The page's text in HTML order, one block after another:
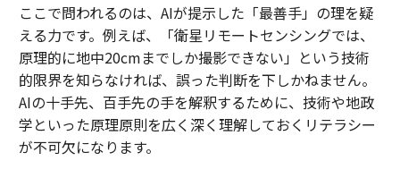
ここで問われるのは、AIが提示した「最善手」の理を疑
える力です。例えば、「衛星リモートセンシングでは、
原理的に地中20cmまでしか撮影できない」という技術
的限界を知らなければ、誤った判断を下しかねません。
AIの十手先、百手先の手を解釈するために、技術や地政
学といった原理原則を広く深く理解しておくリテラシー
が不可欠になります。